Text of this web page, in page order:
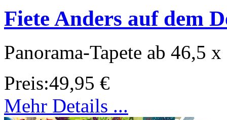
Fiete Anders auf dem
Panorama-Tapete ab 46,5
Preis:49,95 €
Mehr Details ...